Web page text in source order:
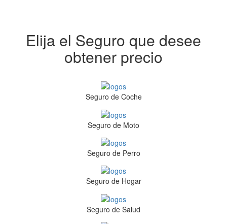
Elija el Seguro que desee
obtener precio
Seguro de Coche
Seguro de Moto
Seguro de Perro
Seguro de Hogar
Seguro de Salud